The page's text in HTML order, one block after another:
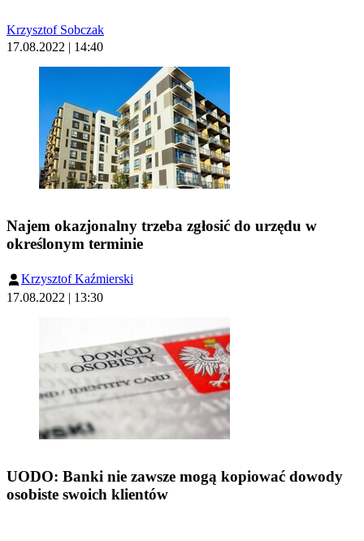
Krzysztof Sobczak
17.08.2022 | 14:40
Najem okazjonalny trzeba zgłosić do urzędu w
określonym terminie
Krzysztof Kaźmierski
17.08.2022 | 13:30
UODO: Banki nie zawsze mogą kopiować dowody
osobiste swoich klientów